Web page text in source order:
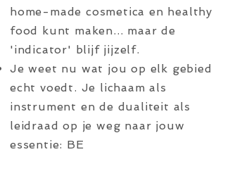
home-made cosmetica en healthy
food kunt maken... maar de
'indicator' blijf jijzelf.
Je weet nu wat jou op elk gebied
echt voedt. Je lichaam als
instrument en de dualiteit als
leidraad op je weg naar jouw
essentie: BE